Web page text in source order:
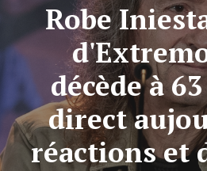
Robe
décède à
direct
réactions et